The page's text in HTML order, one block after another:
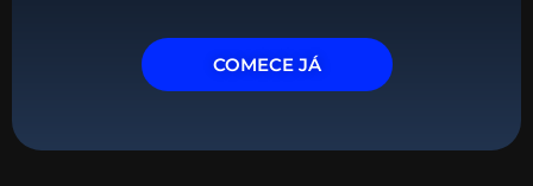
COMECE JÁ